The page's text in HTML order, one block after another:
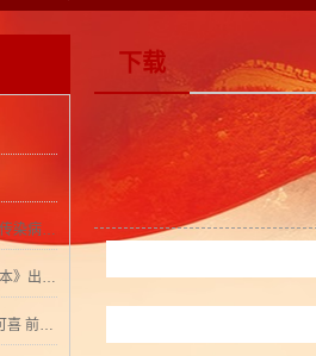
关于做好春夏季重点传染病防控工作的通知
《简明中国近代史读本》出版 历史学者张海鹏领衔撰写
中国ICT技术：进步可喜 前景可期
下载